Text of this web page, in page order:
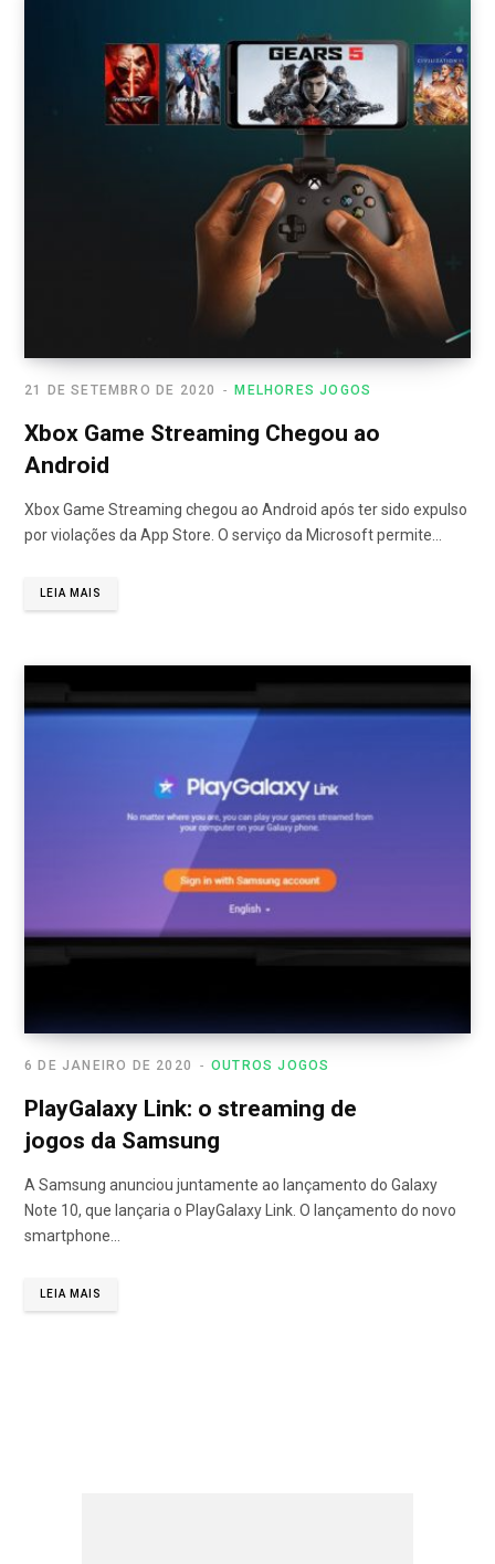
MELHORES JOGOS
21 DE SETEMBRO DE 2020
Xbox Game Streaming Chegou ao
Android
Xbox Game Streaming chegou ao Android após ter sido expulso
por violações da App Store. O serviço da Microsoft permite…
LEIA MAIS
OUTROS JOGOS
6 DE JANEIRO DE 2020
PlayGalaxy Link: o streaming de
jogos da Samsung
A Samsung anunciou juntamente ao lançamento do Galaxy
Note 10, que lançaria o PlayGalaxy Link. O lançamento do novo
smartphone…
LEIA MAIS